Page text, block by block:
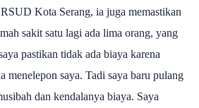
Kota Serang, ia juga memastikan
sakit satu lagi ada lima orang, yang
pastikan tidak ada biaya karena
menelepon saya. Tadi saya baru pulang
dan kendalanya biaya. Saya